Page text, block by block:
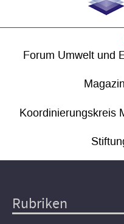
Forum Umwelt und
Koordinierungskreis
Hauptnavigation
Rubriken